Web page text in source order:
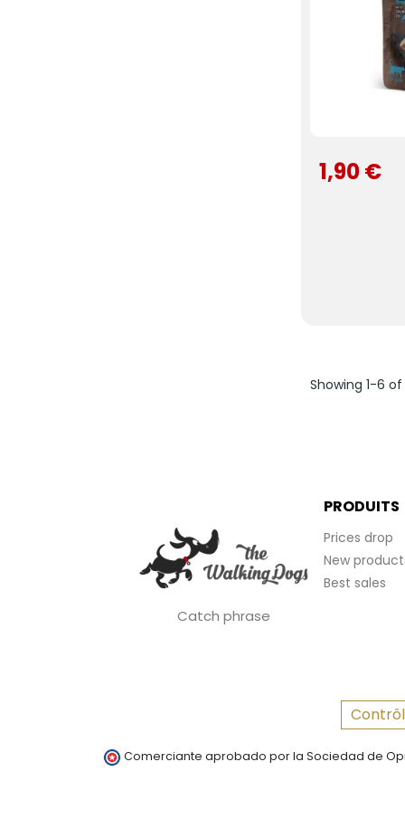
1,90 €
Showing 1-6
Catch phrase
PRODUITS
Prices drop
New
Best sales
Comerciante aprobado por la Sociedad de